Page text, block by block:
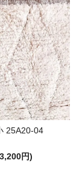
25A20-04
円)